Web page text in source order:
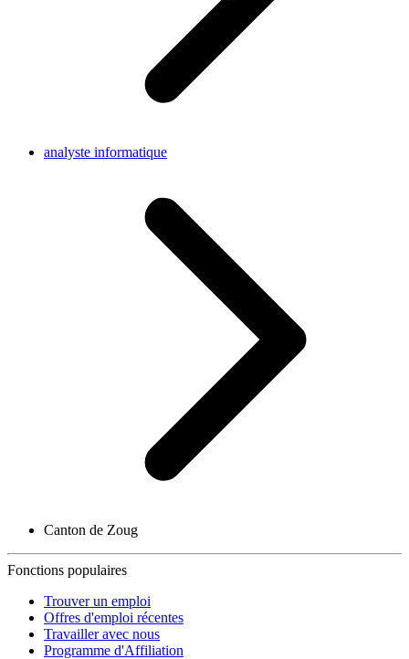
analyste informatique
Canton de Zoug
Fonctions populaires
Trouver un emploi
Offres d'emploi récentes
Travailler avec nous
Programme d'Affiliation